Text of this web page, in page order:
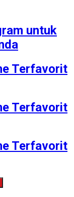
untuk
Terfavorit
Terfavorit
Terfavorit